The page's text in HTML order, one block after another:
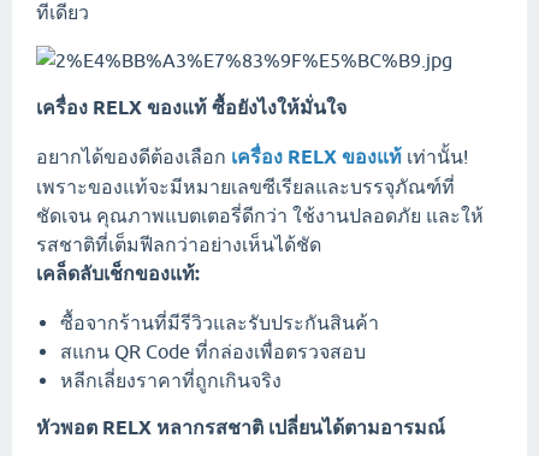
ทีเดียว
เครื่อง RELX ของแท้ ซื้อยังไงให้มั่นใจ
อยากได้ของดีต้องเลือก เครื่อง RELX ของแท้ เท่านั้น!
เพราะของแท้จะมีหมายเลขซีเรียลและบรรจุภัณฑ์ที่
ชัดเจน คุณภาพแบตเตอรี่ดีกว่า ใช้งานปลอดภัย และให้
รสชาติที่เต็มฟีลกว่าอย่างเห็นได้ชัด
เคล็ดลับเช็กของแท้:
ซื้อจากร้านที่มีรีวิวและรับประกันสินค้า
สแกน QR Code ที่กล่องเพื่อตรวจสอบ
หลีกเลี่ยงราคาที่ถูกเกินจริง
หัวพอต RELX หลากรสชาติ เปลี่ยนได้ตามอารมณ์